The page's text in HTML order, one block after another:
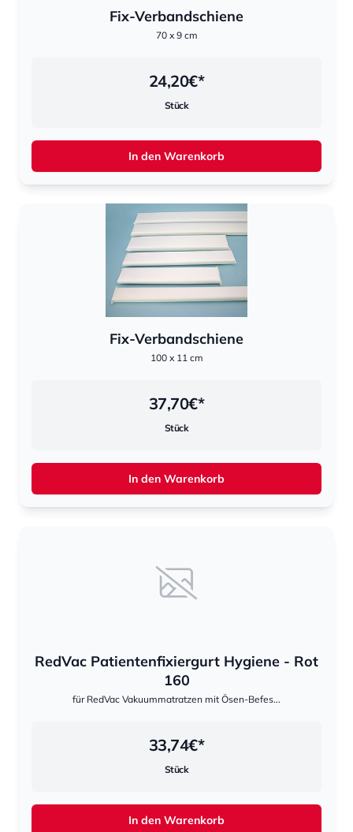
Fix-Verbandschiene
70 x 9 cm
24,20€*
Stück
In den Warenkorb
Fix-Verbandschiene
100 x 11 cm
37,70€*
Stück
In den Warenkorb
RedVac Patientenfixiergurt Hygiene - Rot
160
für RedVac Vakuummatratzen mit Ösen-Befes...
33,74€*
Stück
In den Warenkorb